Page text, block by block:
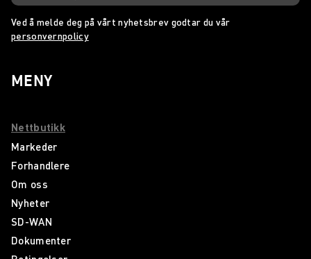
Ved å melde deg på vårt nyhetsbrev godtar du vår
personvernpolicy
MENY
Nettbutikk
Markeder
Forhandlere
Om oss
Nyheter
SD-WAN
Dokumenter